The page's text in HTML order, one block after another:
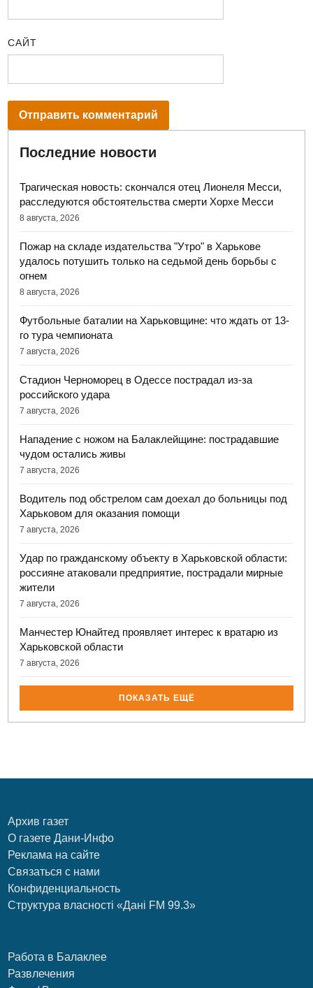
САЙТ
Последние новости
Трагическая новость: скончался отец Лионеля Месси,
расследуются обстоятельства смерти Хорхе Месси
8 августа, 2026
Пожар на складе издательства "Утро" в Харькове
удалось потушить только на седьмой день борьбы с
огнем
8 августа, 2026
Футбольные баталии на Харьковщине: что ждать от 13-
го тура чемпионата
7 августа, 2026
Стадион Черноморец в Одессе пострадал из-за
российского удара
7 августа, 2026
Нападение с ножом на Балаклейщине: пострадавшие
чудом остались живы
7 августа, 2026
Водитель под обстрелом сам доехал до больницы под
Харьковом для оказания помощи
7 августа, 2026
Удар по гражданскому объекту в Харьковской области:
россияне атаковали предприятие, пострадали мирные
жители
7 августа, 2026
Манчестер Юнайтед проявляет интерес к вратарю из
Харьковской области
7 августа, 2026
ПОКАЗАТЬ ЕЩЁ
Архив газет
О газете Дани-Инфо
Реклама на сайте
Связаться с нами
Конфиденциальность
Структура власності «Дані FM 99.3»
Работа в Балаклее
Развлечения